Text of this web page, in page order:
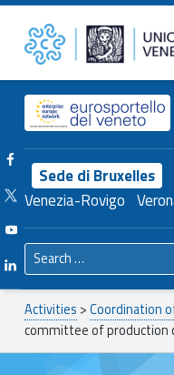
Technical committee of production districts – Unioncamere del Veneto
Header info sidebar
Sede di Bruxelles
Venezia-Rovigo
Facebook Unioncamere Veneto
Twitter Unioncamere Veneto
Youtube Unioncamere Veneto
Linkedin Unioncamere Veneto
Search for:
Breadcrumbs navigation
Activities >Coordination
committee of production